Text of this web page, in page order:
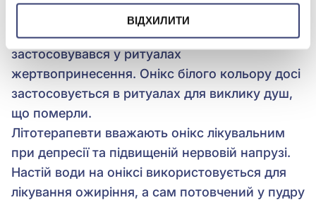
ВІДХИЛИТИ
З давніх-давен онікс мав значення для
чаклунів і магів. Оніксовий посуд
застосовувався у ритуалах
жертвопринесення. Онікс білого кольору досі
застосовується в ритуалах для виклику душ,
що померли.
Літотерапевти вважають онікс лікувальним
при депресії та підвищеній нервовій напрузі.
Настій води на оніксі використовується для
лікування ожиріння, а сам потовчений у пудру